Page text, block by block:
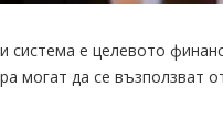
система е целевото
могат да се възползват